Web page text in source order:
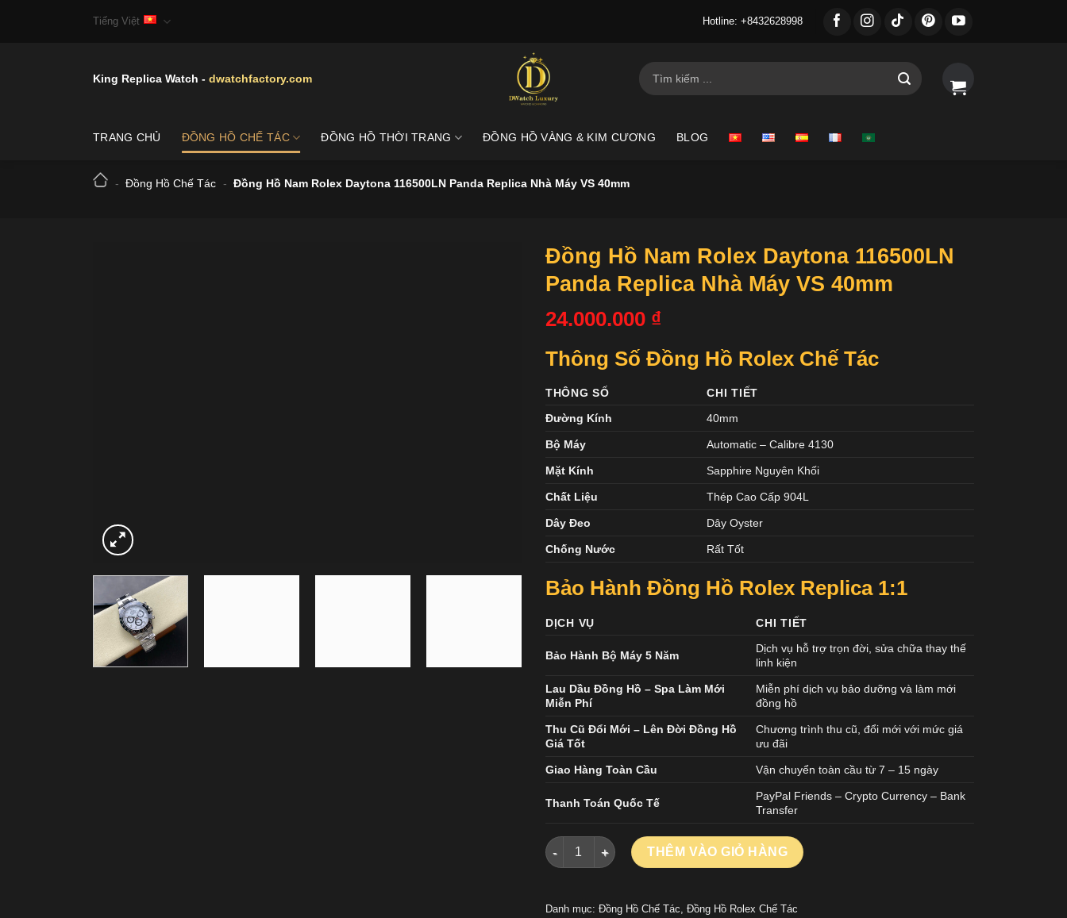
Tiếng Việt Hotline: +8432628998
King Replica Watch - dwatchfactory.com
Tìm
kiếm:
TRANG CHỦ ĐỒNG HỒ CHẾ TÁC ĐỒNG HỒ THỜI TRANG ĐỒNG HỒ VÀNG & KIM CƯƠNG BLOG
- Đồng Hồ Chế Tác - Đồng Hồ Nam Rolex Daytona 116500LN Panda Replica Nhà Máy VS 40mm
Đồng Hồ Nam Rolex Daytona 116500LN
Panda Replica Nhà Máy VS 40mm
24.000.000 ₫
Thông Số Đồng Hồ Rolex Chế Tác
THÔNG SỐ
CHI TIẾT
Đường Kính
40mm
Bộ Máy Automatic – Calibre 4130
Mặt Kính Sapphire Nguyên Khối
Chất Liệu Thép Cao Cấp 904L
Dây Đeo Dây Oyster
Chống Nước Rất Tốt
Bảo Hành Đồng Hồ Rolex Replica 1:1
DỊCH VỤ CHI TIẾT
Bảo Hành Bộ Máy 5 Năm
Dịch vụ hỗ trợ trọn đời, sửa chữa thay thế
linh kiện
Lau Dầu Đồng Hồ – Spa Làm Mới
Miễn Phí
Miễn phí dịch vụ bảo dưỡng và làm mới
đồng hồ
Thu Cũ Đổi Mới – Lên Đời Đồng Hồ
Giá Tốt
Chương trình thu cũ, đổi mới với mức giá
ưu đãi
Giao Hàng Toàn Cầu Vận chuyển toàn cầu từ 7 – 15 ngày
Thanh Toán Quốc Tế
PayPal Friends – Crypto Currency – Bank
Transfer
Đồng Hồ Nam Rolex Daytona 116500LN Panda Replica Nhà Máy VS 40mm số lượng
THÊM VÀO GIỎ HÀNG
Danh mục: Đồng Hồ Chế Tác Đồng Hồ Rolex Chế Tác